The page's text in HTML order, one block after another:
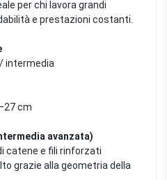
per chi lavora grandi
e prestazioni costanti.
intermedia
cm
avanzata)
catene e fili rinforzati
grazie alla geometria della